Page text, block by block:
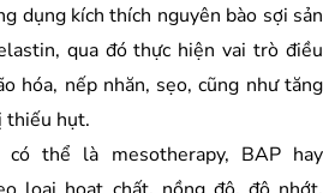
dụng kích thích nguyên bào sợi sản
qua đó thực hiện vai trò điều
hóa, nếp nhăn, sẹo, cũng như tăng
thiếu hụt.
thể là mesotherapy, BAP hay